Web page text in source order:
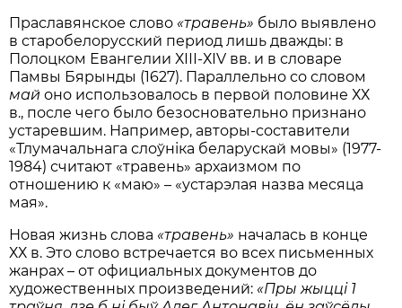
Праславянское слово «травень» было выявлено
в старобелорусский период лишь дважды: в
Полоцком Евангелии ХІІІ-ХІV вв. и в словаре
Памвы Бярынды (1627). Параллельно со словом
май оно использовалось в первой половине ХХ
в., после чего было безосновательно признано
устаревшим. Например, авторы-составители
«Тлумачальнага слоўніка беларускай мовы» (1977-
1984) считают «травень» архаизмом по
отношению к «маю» – «устарэлая назва месяца
мая».
Новая жизнь слова «травень» началась в конце
ХХ в. Это слово встречается во всех письменных
жанрах – от официальных документов до
художественных произведений: «Пры жыцці 1